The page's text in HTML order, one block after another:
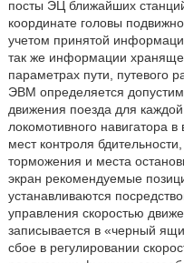
посты ЭЦ ближайших
координате головы
учетом принятой
так же информации
параметрах пути, путевого
ЭВМ определяется
движения поезда для
локомотивного навигатора
мест контроля
торможения и места
экран рекомендуемые
устанавливаются
управления скоростью
записывается в «черный
сбое в регулировании